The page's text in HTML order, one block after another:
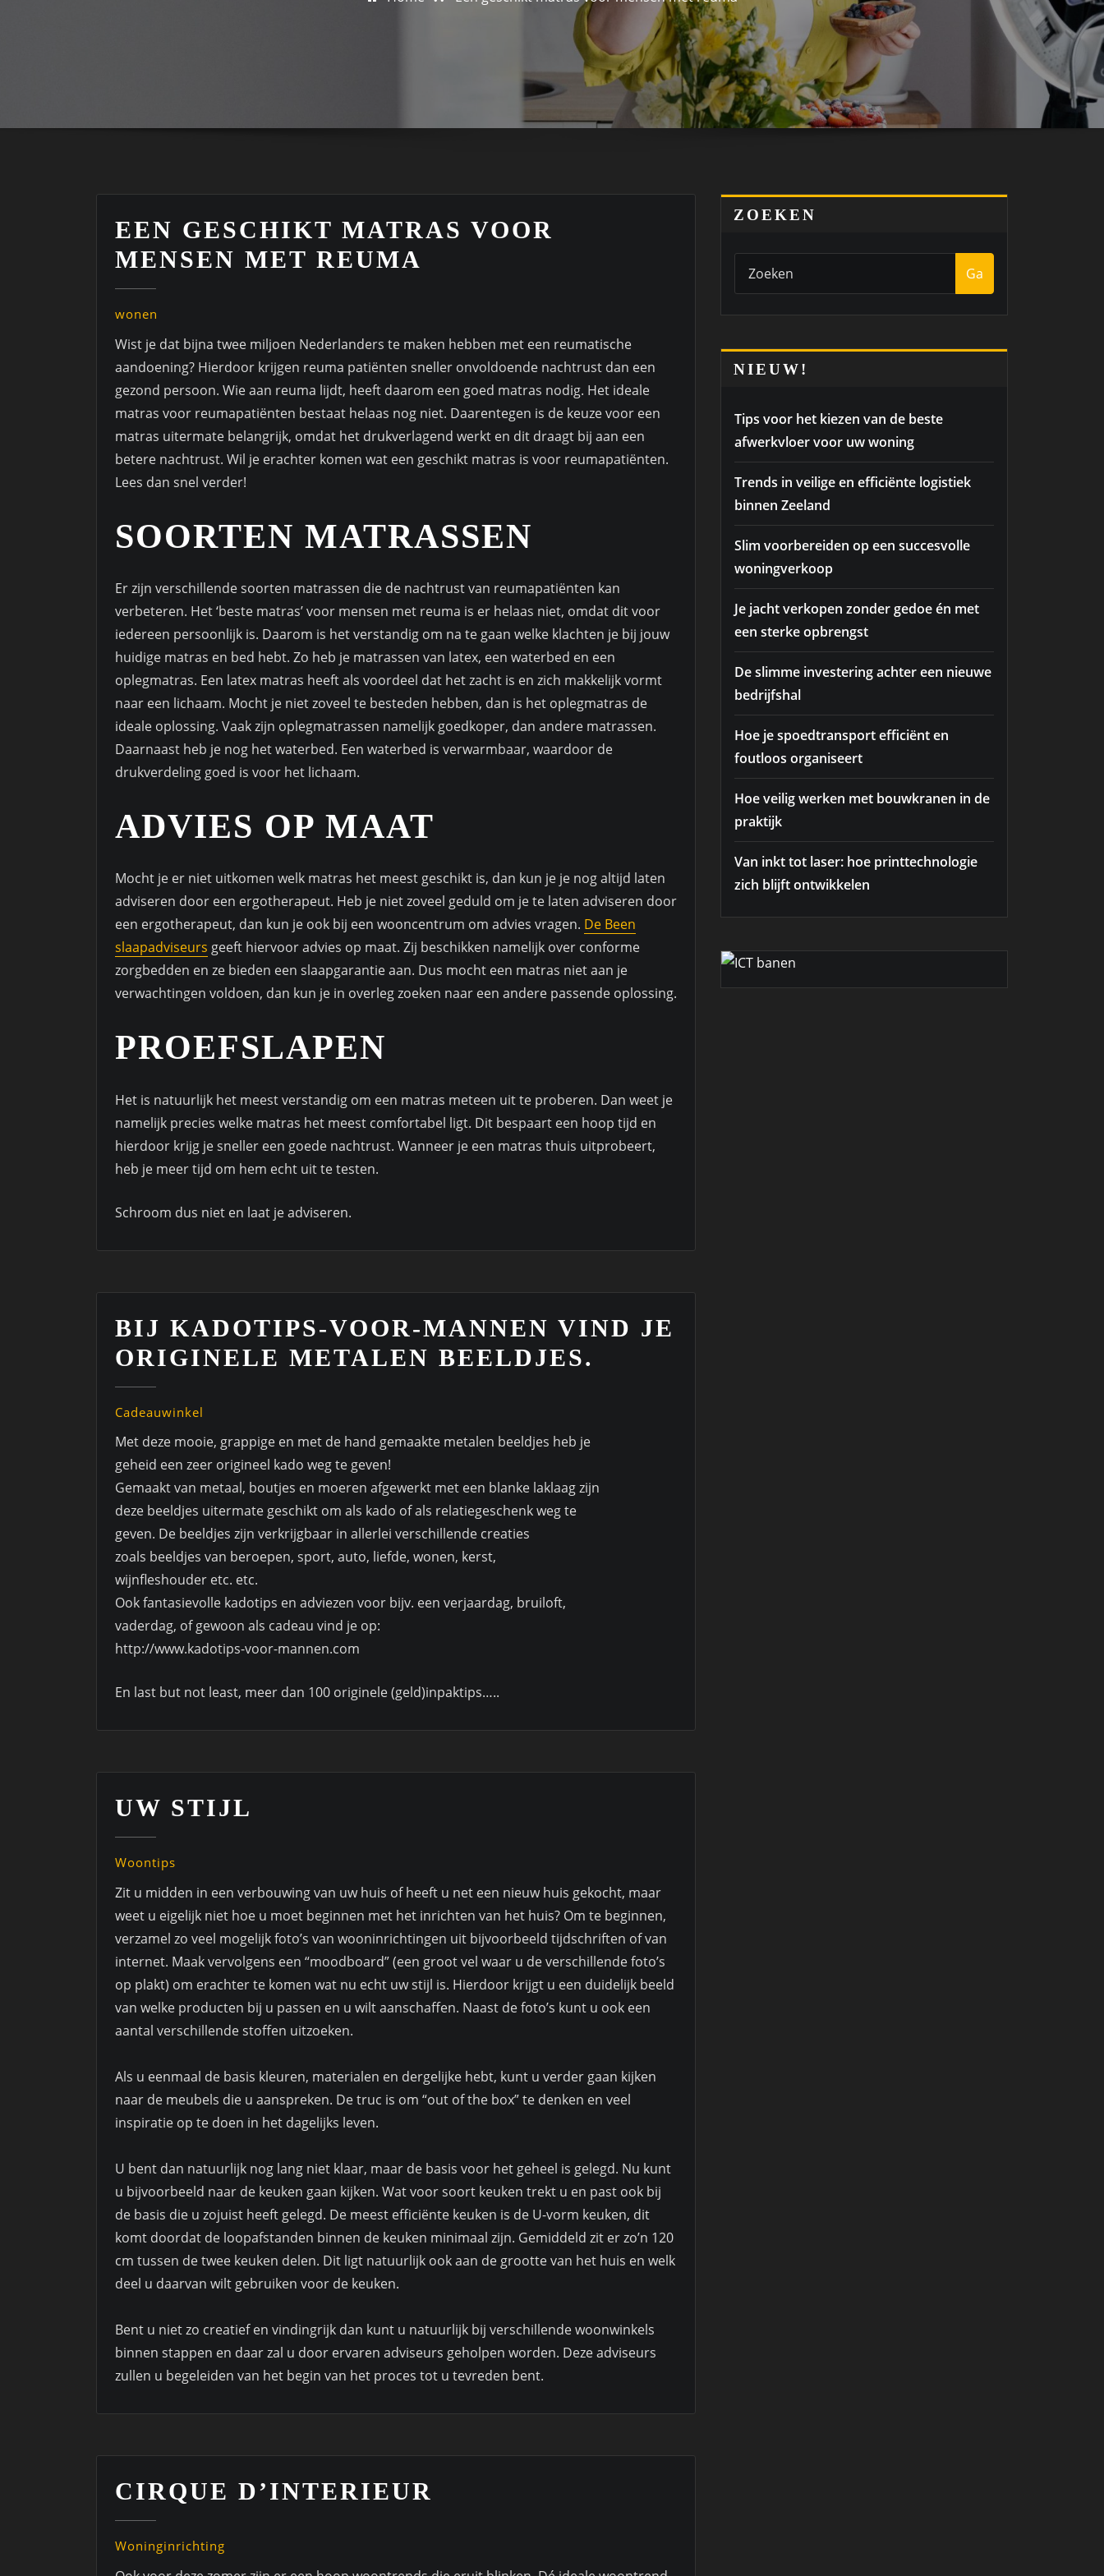
EEN GESCHIKT MATRAS VOOR
MENSEN MET REUMA
wonen
Wist je dat bijna twee miljoen Nederlanders te maken hebben met een reumatische
aandoening? Hierdoor krijgen reuma patiënten sneller onvoldoende nachtrust dan een
gezond persoon. Wie aan reuma lijdt, heeft daarom een goed matras nodig. Het ideale
matras voor reumapatiënten bestaat helaas nog niet. Daarentegen is de keuze voor een
matras uitermate belangrijk, omdat het drukverlagend werkt en dit draagt bij aan een
betere nachtrust. Wil je erachter komen wat een geschikt matras is voor reumapatiënten.
Lees dan snel verder!
SOORTEN MATRASSEN
Er zijn verschillende soorten matrassen die de nachtrust van reumapatiënten kan
verbeteren. Het ‘beste matras’ voor mensen met reuma is er helaas niet, omdat dit voor
iedereen persoonlijk is. Daarom is het verstandig om na te gaan welke klachten je bij jouw
huidige matras en bed hebt. Zo heb je matrassen van latex, een waterbed en een
oplegmatras. Een latex matras heeft als voordeel dat het zacht is en zich makkelijk vormt
naar een lichaam. Mocht je niet zoveel te besteden hebben, dan is het oplegmatras de
ideale oplossing. Vaak zijn oplegmatrassen namelijk goedkoper, dan andere matrassen.
Daarnaast heb je nog het waterbed. Een waterbed is verwarmbaar, waardoor de
drukverdeling goed is voor het lichaam.
ADVIES OP MAAT
Mocht je er niet uitkomen welk matras het meest geschikt is, dan kun je je nog altijd laten
adviseren door een ergotherapeut. Heb je niet zoveel geduld om je te laten adviseren door
een ergotherapeut, dan kun je ook bij een wooncentrum om advies vragen. De Been
slaapadviseurs geeft hiervoor advies op maat. Zij beschikken namelijk over conforme
zorgbedden en ze bieden een slaapgarantie aan. Dus mocht een matras niet aan je
verwachtingen voldoen, dan kun je in overleg zoeken naar een andere passende oplossing.
PROEFSLAPEN
Het is natuurlijk het meest verstandig om een matras meteen uit te proberen. Dan weet je
namelijk precies welke matras het meest comfortabel ligt. Dit bespaart een hoop tijd en
hierdoor krijg je sneller een goede nachtrust. Wanneer je een matras thuis uitprobeert,
heb je meer tijd om hem echt uit te testen.
Schroom dus niet en laat je adviseren.
BIJ KADOTIPS-VOOR-MANNEN VIND JE
ORIGINELE METALEN BEELDJES.
Cadeauwinkel
Met deze mooie, grappige en met de hand gemaakte metalen beeldjes heb je
geheid een zeer origineel kado weg te geven!
Gemaakt van metaal, boutjes en moeren afgewerkt met een blanke laklaag zijn
deze beeldjes uitermate geschikt om als kado of als relatiegeschenk weg te
geven. De beeldjes zijn verkrijgbaar in allerlei verschillende creaties
zoals beeldjes van beroepen, sport, auto, liefde, wonen, kerst,
wijnfleshouder etc. etc.
Ook fantasievolle kadotips en adviezen voor bijv. een verjaardag, bruiloft,
vaderdag, of gewoon als cadeau vind je op:
http://www.kadotips-voor-mannen.com
En last but not least, meer dan 100 originele (geld)inpaktips…..
UW STIJL
Woontips
Zit u midden in een verbouwing van uw huis of heeft u net een nieuw huis gekocht, maar
weet u eigelijk niet hoe u moet beginnen met het inrichten van het huis? Om te beginnen,
verzamel zo veel mogelijk foto’s van wooninrichtingen uit bijvoorbeeld tijdschriften of van
internet. Maak vervolgens een “moodboard” (een groot vel waar u de verschillende foto’s
op plakt) om erachter te komen wat nu echt uw stijl is. Hierdoor krijgt u een duidelijk beeld
van welke producten bij u passen en u wilt aanschaffen. Naast de foto’s kunt u ook een
aantal verschillende stoffen uitzoeken.
Als u eenmaal de basis kleuren, materialen en dergelijke hebt, kunt u verder gaan kijken
naar de meubels die u aanspreken. De truc is om “out of the box” te denken en veel
inspiratie op te doen in het dagelijks leven.
U bent dan natuurlijk nog lang niet klaar, maar de basis voor het geheel is gelegd. Nu kunt
u bijvoorbeeld naar de keuken gaan kijken. Wat voor soort keuken trekt u en past ook bij
de basis die u zojuist heeft gelegd. De meest efficiënte keuken is de U-vorm keuken, dit
komt doordat de loopafstanden binnen de keuken minimaal zijn. Gemiddeld zit er zo’n 120
cm tussen de twee keuken delen. Dit ligt natuurlijk ook aan de grootte van het huis en welk
deel u daarvan wilt gebruiken voor de keuken.
Bent u niet zo creatief en vindingrijk dan kunt u natuurlijk bij verschillende woonwinkels
binnen stappen en daar zal u door ervaren adviseurs geholpen worden. Deze adviseurs
zullen u begeleiden van het begin van het proces tot u tevreden bent.
CIRQUE D’INTERIEUR
Woninginrichting
ZOEKEN
Ga
NIEUW!
Tips voor het kiezen van de beste
afwerkvloer voor uw woning
Trends in veilige en efficiënte logistiek
binnen Zeeland
Slim voorbereiden op een succesvolle
woningverkoop
Je jacht verkopen zonder gedoe én met
een sterke opbrengst
De slimme investering achter een nieuwe
bedrijfshal
Hoe je spoedtransport efficiënt en
foutloos organiseert
Hoe veilig werken met bouwkranen in de
praktijk
Van inkt tot laser: hoe printtechnologie
zich blijft ontwikkelen